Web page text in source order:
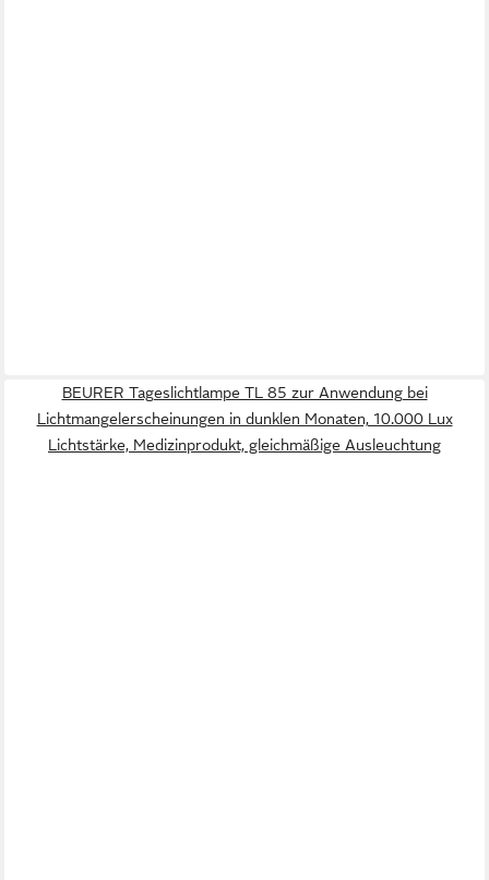
BEURER Tageslichtlampe TL 85 zur Anwendung bei
Lichtmangelerscheinungen in dunklen Monaten, 10.000 Lux
Lichtstärke, Medizinprodukt, gleichmäßige Ausleuchtung